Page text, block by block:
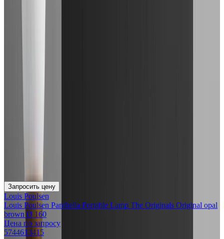
Запросить цену
Louis Poulsen
Louis Poulsen Panthella Portable Lamp The Originals Original opal
brown Ø 160
Цена по запросу
5744613415